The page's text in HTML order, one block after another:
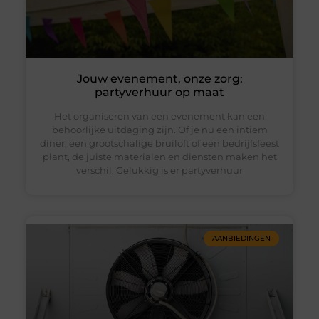
Jouw evenement, onze zorg:
partyverhuur op maat
Het organiseren van een evenement kan een
behoorlijke uitdaging zijn. Of je nu een intiem
diner, een grootschalige bruiloft of een bedrijfsfeest
plant, de juiste materialen en diensten maken het
verschil. Gelukkig is er partyverhuur
AANBIEDINGEN